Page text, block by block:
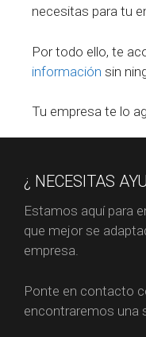
necesitas para tu
Por todo ello, te
información sin
Tu empresa te lo
¿ NECESITAS
Estamos aquí para
que mejor se
empresa.
Ponte en contacto
encontraremos una